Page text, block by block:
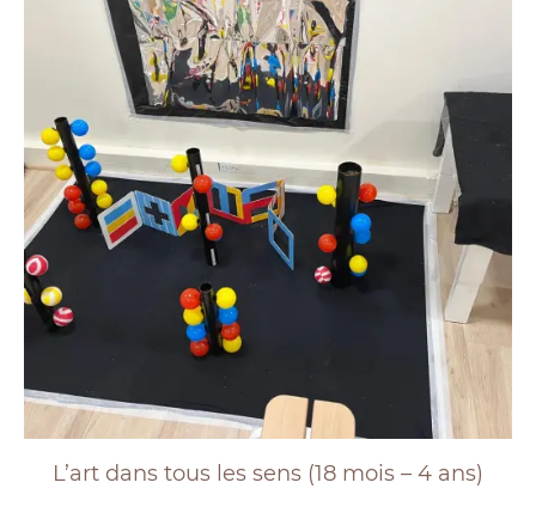
L’art dans tous les sens (18 mois – 4 ans)